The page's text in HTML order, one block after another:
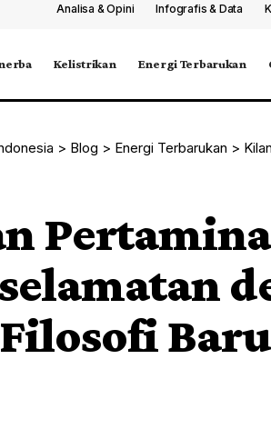
Analisa & Opini Infografis & Data
Kelistrikan Energi Terbarukan
> Blog > Energi Terbarukan > Kilang
Pertamina
Baru